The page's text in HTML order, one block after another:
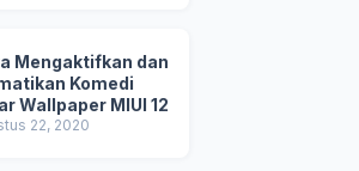
Mengaktifkan dan
Komedi
Wallpaper MIUI 12
22, 2020